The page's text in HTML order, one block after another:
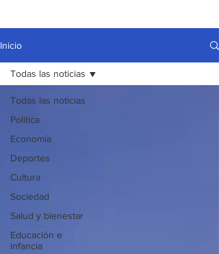
Inicio
Todas las noticias
Política
Economía
Deportes
Cultura
Sociedad
Salud y bienestar
Educación e
infancia
Todas las noticias